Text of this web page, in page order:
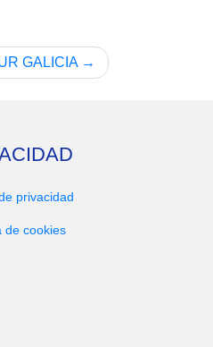
GALICIA
privacidad
de cookies